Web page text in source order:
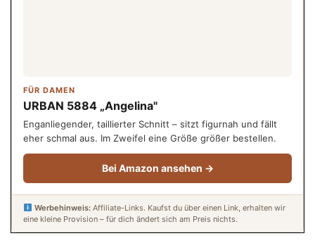
FÜR DAMEN
URBAN 5884 „Angelina"
Enganliegender, taillierter Schnitt – sitzt figurnah und fällt
eher schmal aus. Im Zweifel eine Größe größer bestellen.
Bei Amazon ansehen →
Werbehinweis:Affiliate-Links. Kaufst du über einen Link, erhalten wir
eine kleine Provision – für dich ändert sich am Preis nichts.